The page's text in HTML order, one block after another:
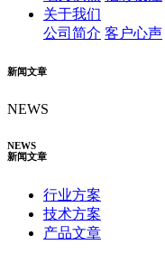
关于我们
公司简介 客户心声
新闻文章
NEWS
NEWS
新闻文章
行业方案
技术方案
产品文章